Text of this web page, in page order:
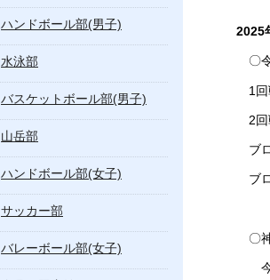
ハンドボール部(男子)
水泳部
バスケットボール部(男子)
山岳部
ハンドボール部(女子)
サッカー部
バレーボール部(女子)
2025
〇
1回
2回
ブ
ブ
〇
今